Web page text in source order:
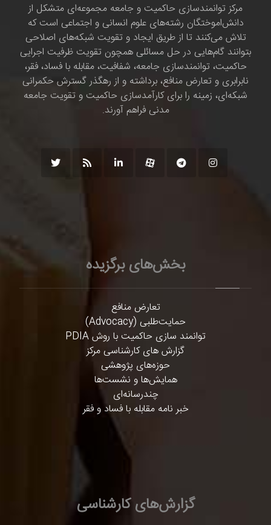
مرکز توانمندسازی حاکمیت و جامعه مجموعه‌ای متشکل از
دانش‌اموختگان رشته‌های علوم انسانی و اجتماعی است که
تلاش می‌کنند تا از طریق ایجاد و تقویت شبکه‌های اصلاحی
بتوانند گام‌هایی در حل مسائلی همچون تقویت ظرفیت اجرایی
حاکمیت، توانمندسازی جامعه، شفافیت، مقابله با فساد، فقر،
نابرابری و تعارض منافع، برداشته و از رهگذر گسترش حکمرانی
شبکه‌ای، زمینه را برای کارآمدسازی حاکمیت و تقویت جامعه
مدنی فراهم آورند.
بخش‌های برگزیده
تعارض منافع
حمایت‌طلبی (Advocacy)
توانمند سازی حاکمیت با روش PDIA
گزارش های کارشناسی مرکز
حوزه‌های پژوهشی
همایش‌ها و نشست‌ها
چندرسانه‌ای
خبر نامه مقابله با فساد و فقر
گزارش‌های کارشناسی